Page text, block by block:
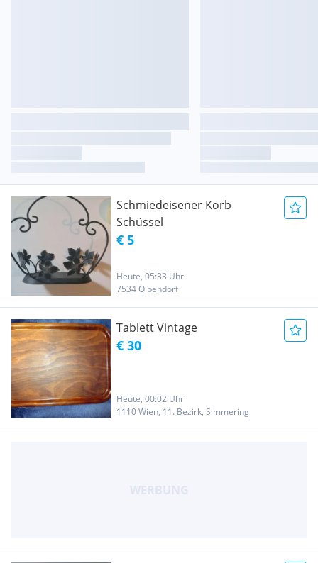
Schmiedeisener Korb
Schüssel
€ 5
Heute, 05:33 Uhr
7534 Olbendorf
Tablett Vintage
€ 30
Heute, 00:02 Uhr
1110 Wien, 11. Bezirk, Simmering